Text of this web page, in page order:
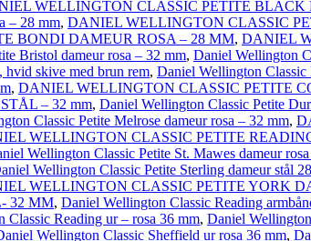
WELLINGTON CLASSIC PETITE BLACK
– 28 mm, DANIEL WELLINGTON CLASSIC
BONDI DAMEUR ROSA – 28 MM, DANIEL
Bristol dameur rosa – 32 mm, Daniel Wellington
hvid skive med brun rem, Daniel Wellington Classic
, DANIEL WELLINGTON CLASSIC PETITE
– 32 mm, Daniel Wellington Classic Petite
Classic Petite Melrose dameur rosa – 32 mm,
WELLINGTON CLASSIC PETITE
Wellington Classic Petite St. Mawes dameur
Wellington Classic Petite Sterling dameur stål
WELLINGTON CLASSIC PETITE YORK
32 MM, Daniel Wellington Classic Reading
Classic Reading ur – rosa 36 mm, Daniel
Wellington Classic Sheffield ur rosa 36 mm,